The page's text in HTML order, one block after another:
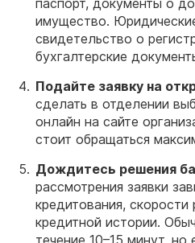
паспорт, документы о
имущество.
свидетельство о
бухгалтерские
Подайте заявку на
сделать в отделении
онлайн на сайте
стоит обращаться
Дождитесь решения
рассмотрения заявки
кредитования, скорости
кредитной истории.